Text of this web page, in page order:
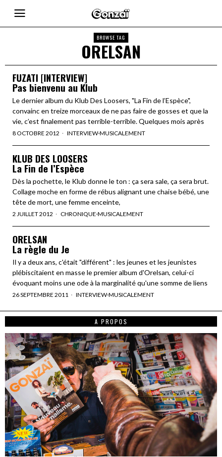
BROWSE TAG
ORELSAN
FUZATI [INTERVIEW]
Pas bienvenu au Klub
Le dernier album du Klub Des Loosers, "La Fin de l’Espèce",
convainc en treize morceaux de ne pas faire de gosses et que la
vie, c’est finalement pas terrible-terrible. Quelques mois après
8 OCTOBRE 2012 INTERVIEW·MUSICALEMENT
KLUB DES LOOSERS
La Fin de l’Espèce
Dès la pochette, le Klub donne le ton : ça sera sale, ça sera brut.
Collage moche en forme de rébus alignant une chaise bébé, une
tête de mort, une femme enceinte,
2 JUILLET 2012 CHRONIQUE·MUSICALEMENT
ORELSAN
La règle du Je
Il y a deux ans, c'était "différent" : les jeunes et les jeunistes
plébiscitaient en masse le premier album d'Orelsan, celui-ci
évoquant moins une ode à la marginalité qu'une somme de liens
26 SEPTEMBRE 2011 INTERVIEW·MUSICALEMENT
A PROPOS